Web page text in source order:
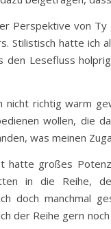
Perspektive von
Stilistisch hatte ich
den Lesefluss
nicht richtig warm
wollen, die
was meinen
hatte großes
in die Reihe,
doch manchmal
der Reihe gern